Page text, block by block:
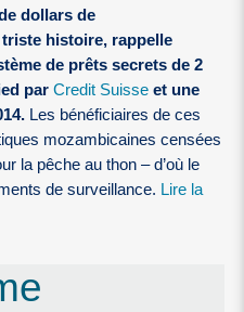
dollars de
histoire, rappelle
de prêts secrets de 2
parCredit Suisse et une
Les bénéficiaires de ces
mozambicaines censées
la pêche au thon – d’où le
de surveillance. Lire la